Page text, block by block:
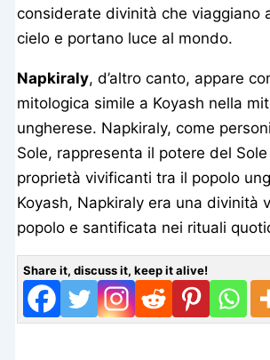
considerate divinità che viaggiano
cielo e portano luce al mondo.
Napkiraly, d’altro canto, appare
mitologica simile a Koyash nella
ungherese. Napkiraly, come
Sole, rappresenta il potere del
proprietà vivificanti tra il popolo
Koyash, Napkiraly era una divinità
popolo e santificata nei rituali
Share it, discuss it, keep it alive!